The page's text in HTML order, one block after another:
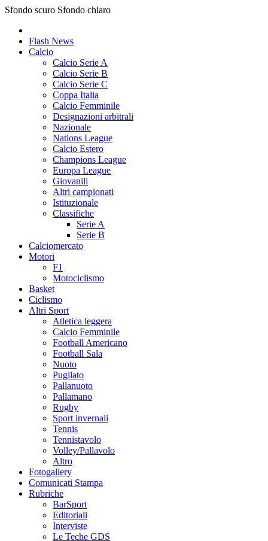
Sfondo scuro Sfondo chiaro
Flash News
Calcio
Calcio Serie A
Calcio Serie B
Calcio Serie C
Coppa Italia
Calcio Femminile
Designazioni arbitrali
Nazionale
Nations League
Calcio Estero
Champions League
Europa League
Giovanili
Altri campionati
Istituzionale
Classifiche
Serie A
Serie B
Calciomercato
Motori
F1
Motociclismo
Basket
Ciclismo
Altri Sport
Atletica leggera
Calcio Femminile
Football Americano
Football Sala
Nuoto
Pugilato
Pallanuoto
Pallamano
Rugby
Sport invernali
Tennis
Tennistavolo
Volley/Pallavolo
Altro
Fotogallery
Comunicati Stampa
Rubriche
BarSport
Editoriali
Interviste
Le Teche GDS